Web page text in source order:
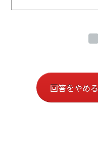
回答をやめる